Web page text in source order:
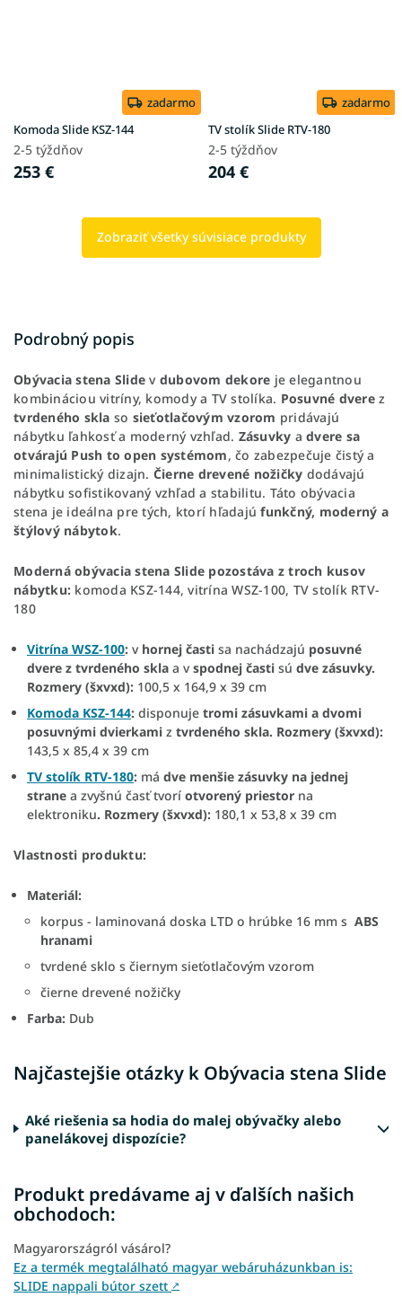
zadarmo
Komoda Slide KSZ-144
2-5 týždňov
253 €
zadarmo
TV stolík Slide RTV-180
2-5 týždňov
204 €
Zobraziť všetky súvisiace produkty
Podrobný popis
Obývacia stena Slide vdubovom dekore je elegantnou
kombináciou vitríny, komody a TV stolíka. Posuvné dverez
tvrdeného skla so sieťotlačovým vzorom pridávajú
nábytku ľahkosť a moderný vzhľad. Zásuvky a dvere sa
otvárajú Push to open systémom, čo zabezpečuje čistý a
minimalistický dizajn. Čierne drevené nožičky dodávajú
nábytku sofistikovaný vzhľad a stabilitu. Táto obývacia
stena je ideálna pre tých, ktorí hľadajúfunkčný, moderný a
štýlový nábytok.
Moderná obývacia stena Slide pozostáva z troch kusov
nábytku: komoda KSZ-144, vitrína WSZ-100, TV stolík RTV-
180
Vitrína WSZ-100: vhornej časti sa nachádzajú posuvné
dvere z tvrdeného skla a vspodnej časti sú dve zásuvky.
Rozmery (šxvxd): 100,5 x 164,9 x 39 cm
Komoda KSZ-144: disponuje tromi zásuvkami a dvomi
posuvnými dvierkami z tvrdeného skla. Rozmery (šxvxd):
143,5 x 85,4 x 39 cm
TV stolík RTV-180: má dve menšie zásuvky na jednej
strane a zvyšnú časť tvorí otvorený priestor na
elektroniku. Rozmery (šxvxd): 180,1 x 53,8 x 39 cm
Vlastnosti produktu:
Materiál:
korpus - laminovaná doska LTD o hrúbke 16 mm s ABS
hranami
tvrdené sklo s čiernym sieťotlačovým vzorom
čierne drevené nožičky
Farba: Dub
Najčastejšie otázky k Obývacia stena Slide
Aké riešenia sa hodia do malej obývačky alebo
panelákovej dispozície?
Produkt predávame aj v ďalších našich
obchodoch:
Magyarországról vásárol?
Ez a termék megtalálható magyar webáruházunkban is:
SLIDE nappali bútor szett ↗